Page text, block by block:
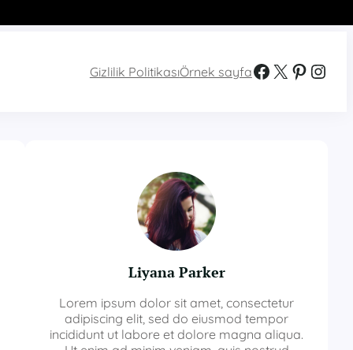
Gizlilik PolitikasıÖrnek sayfaFacebook X Pinterest Instagram
Liyana Parker
Lorem ipsum dolor sit amet, consectetur
adipiscing elit, sed do eiusmod tempor
incididunt ut labore et dolore magna aliqua.